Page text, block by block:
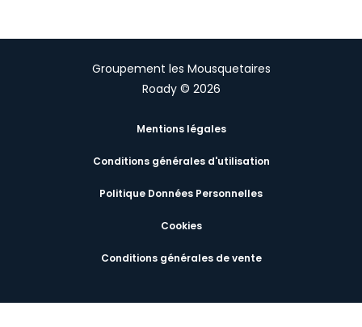
Groupement les Mousquetaires
Roady © 2026
Mentions légales
Conditions générales d'utilisation
Politique Données Personnelles
Cookies
Conditions générales de vente